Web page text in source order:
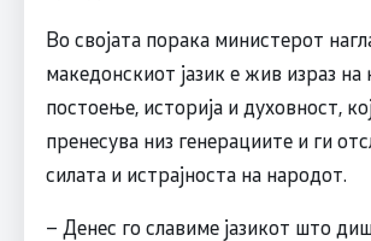
Во својата порака министерот
македонскиот јазик е жив израз на
постоење, историја и духовност,
пренесува низ генерациите и ги
силата и истрајноста на народот.
– Денес го славиме јазикот што